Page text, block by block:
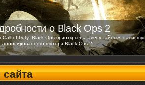
о Black Ops 2
of Duty: Black Ops приоткрыл «завесу тайны»,
анонсированного шутера Black Ops 2